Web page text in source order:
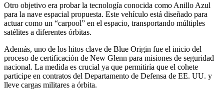
Otro objetivo era probar la tecnología conocida como Anillo Azul
para la nave espacial propuesta. Este vehículo está diseñado para
actuar como un “carpool” en el espacio, transportando múltiples
satélites a diferentes órbitas.
Además, uno de los hitos clave de Blue Origin fue el inicio del
proceso de certificación de New Glenn para misiones de seguridad
nacional. La medida es crucial ya que permitiría que el cohete
participe en contratos del Departamento de Defensa de EE. UU. y
lleve cargas militares a órbita.